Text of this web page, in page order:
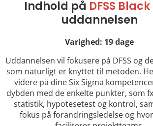
Indhold på DFSS
uddannelsen
Varighed: 19 dage
Uddannelsen vil fokusere på DFSS og
som naturligt er knyttet til metoden.
videre på dine Six Sigma
dybden med de enkelte punkter, som
statistik, hypotesetest og kontrol,
fokus på forandringsledelse og